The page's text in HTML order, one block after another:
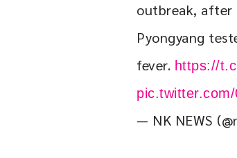
outbreak, after
Pyongyang
fever. https://
— NK NEWS